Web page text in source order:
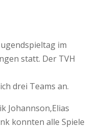
im
statt. Der TVH
drei Teams an.
Johannson,Elias
konnten alle Spiele